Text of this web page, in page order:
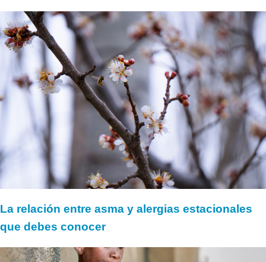
La relación entre asma y alergias estacionales
que debes conocer